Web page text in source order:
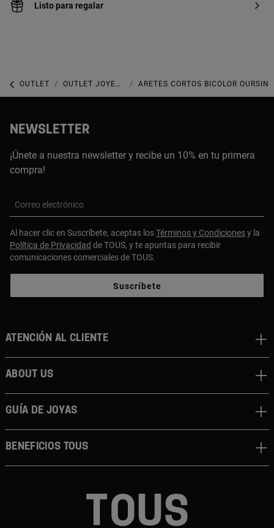
Listo para regalar
OUTLET OUTLET JOYERÍA ARETES CORTOS BICOLOR OURSIN
NEWSLETTER
¡Únete a nuestra newsletter y recibe un 10% en tu primera
compra!
Correo electrónico
Al hacer clic en Suscríbete, aceptas losTérminos y Condicionesy la
Política de Privacidad de TOUS, y te apuntas para recibir
comunicaciones comerciales de TOUS.
Suscríbete
Atención al cliente
About us
Guía de joyas
Beneficios TOUS